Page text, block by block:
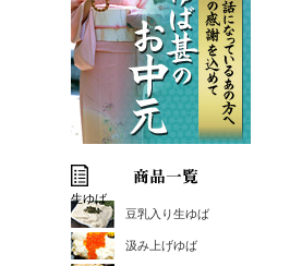
生ゆば
豆乳入り生ゆば
汲み上げゆば